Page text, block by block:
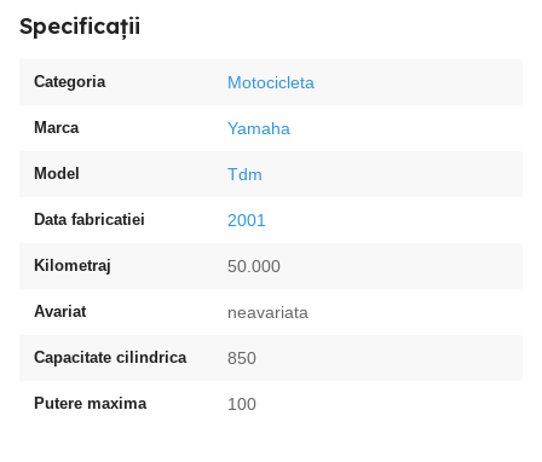
Specificații
Categoria Motocicleta
Marca Yamaha
Model Tdm
Data fabricatiei 2001
Kilometraj 50.000
Avariat neavariata
Capacitate cilindrica 850
Putere maxima 100